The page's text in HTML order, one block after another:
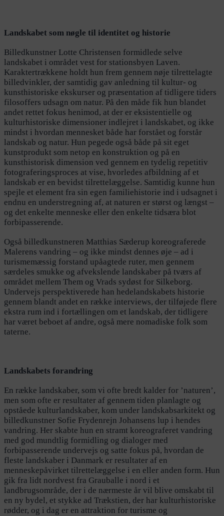
Landskabet som nøgle til identitet og historie
Billedkunstner Lotte Christensen formidlede selve
landskabet i området vest for stationsbyen Laven.
Karaktertrækkene holdt hun frem gennem nøje tilrettelagte
billedvinkler, der samtidig gav anledning til kultur- og
kunsthistoriske ekskurser og præsentation af tidligere tiders
filosoffers udsagn om natur. På den måde fik hun blandet
andet rettet fokus henimod, at der er eksistentielle og
kulturhistoriske dimensioner indlejret i landskabet, og ikke
mindst i hvordan mennesket både har forstået og forstår
landskab og natur. Hun pegede også både på sit eget
kunstprodukt som netop en konstruktion og på en
kunsthistorisk dimension ved gennem en tydelig repetitiv
fotograferingsproces at vise, hvorledes afbildning af et
landskab er en bevidst tilrettelæggelse. Samtidig kunne hun
spejle et element fra sin egen familiehistorie ind i udsagnet i
endnu en understregning af, at naturen er størst og længst –
og det enkelte menneske eller den enkelte tidsæra blot
forbipasserende.
Også billedkunstneren Matthias Sæderup koreograferede
Malerens vandring – og ikke mindst dennes øje – ad i
turismemæssig forstand upåagtede ruter, men gennem
særdeles smukke og afvekslende landskaber på tværs af
området mellem Them og Vrads sydøst for Silkeborg.
Undervejs perspektiverede han hedelandskabets historie
gennem blandt andet en række interviews, der tilføjede flere
ekstra rum ind i fortællingen om et landskab, der tidligere
har været beboet af andre, også mere nomadiske folk som
taterne.
Landskabets forandring
En række landskaber, som vi ofte bredt kalder for ’naturen’,
men som ofte er resultater af gennem tiden planlagte og
opståede kulturlandskaber, kom under landskabsarkitekt og
billedkunstner Sofie Frydenrejn Johansens lup i hendes
vandring. Her skabte hun en stramt koreograferet vandring
med god mundtlig formidling og dialoger med
forbipasserende undervejs og satte fokus på, hvordan de
fleste landskaber i Danmark er resultater af en
menneskepåvirket tilrettelæggelse i en eller anden form. Hun
gik fra lidt nordvest fra Grauballe i nord i et
landbrugsområde, der i de nærmeste år vil blive omskabt til
en ny bydel, et stykke ad Trækstien, der har kulturhistoriske
rødder, og i dag er en attraktion for turisme og